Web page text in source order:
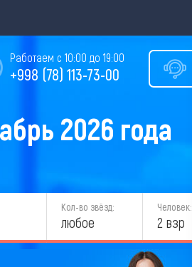
Работаем с 10:00 до 19:00
+998 (78) 113-73-00
2026 года
Кол-во звёзд:
любое
Человек:
2 взр